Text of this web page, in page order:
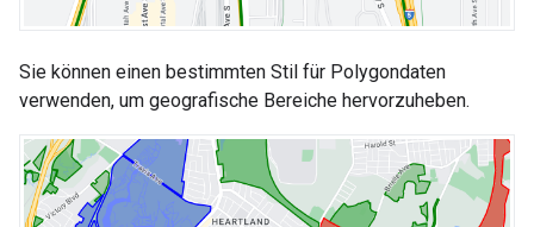
Sie können einen bestimmten Stil für Polygondaten
verwenden, um geografische Bereiche hervorzuheben.